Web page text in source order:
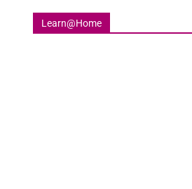
Learn@Home